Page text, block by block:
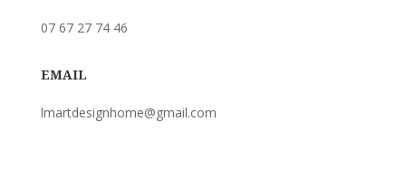
07 67 27 74 46
EMAIL
lmartdesignhome@gmail.com